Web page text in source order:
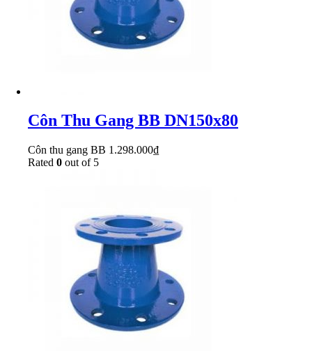
Côn Thu Gang BB DN150x80
Côn thu gang BB 1.298.000₫
Rated 0 out of 5